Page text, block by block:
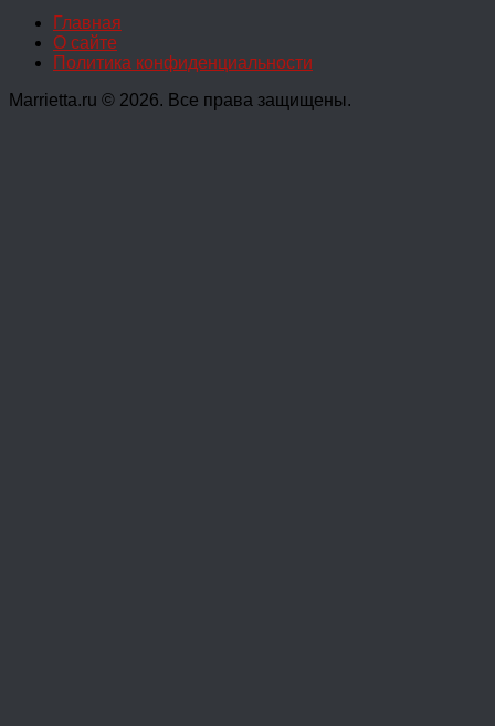
Главная
О сайте
Политика конфиденциальности
Marrietta.ru © 2026. Все права защищены.